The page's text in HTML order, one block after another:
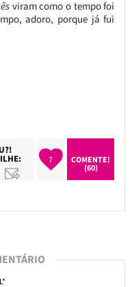
viram como o tempo foi
adoro, porque já fui
7
COMENTE!
(60)